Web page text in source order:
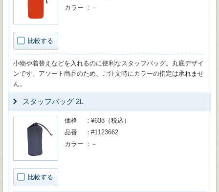
比較する
カラー
－
小物や着替えなどを入れるのに便利なスタッフバッグ。丸底デザイ
ンです。アソート商品のため、ご注文時にカラーの指定は承れませ
ん。
スタッフバッグ 2L
比較する
価格
¥638（税込）
品番
#1123662
カラー
－